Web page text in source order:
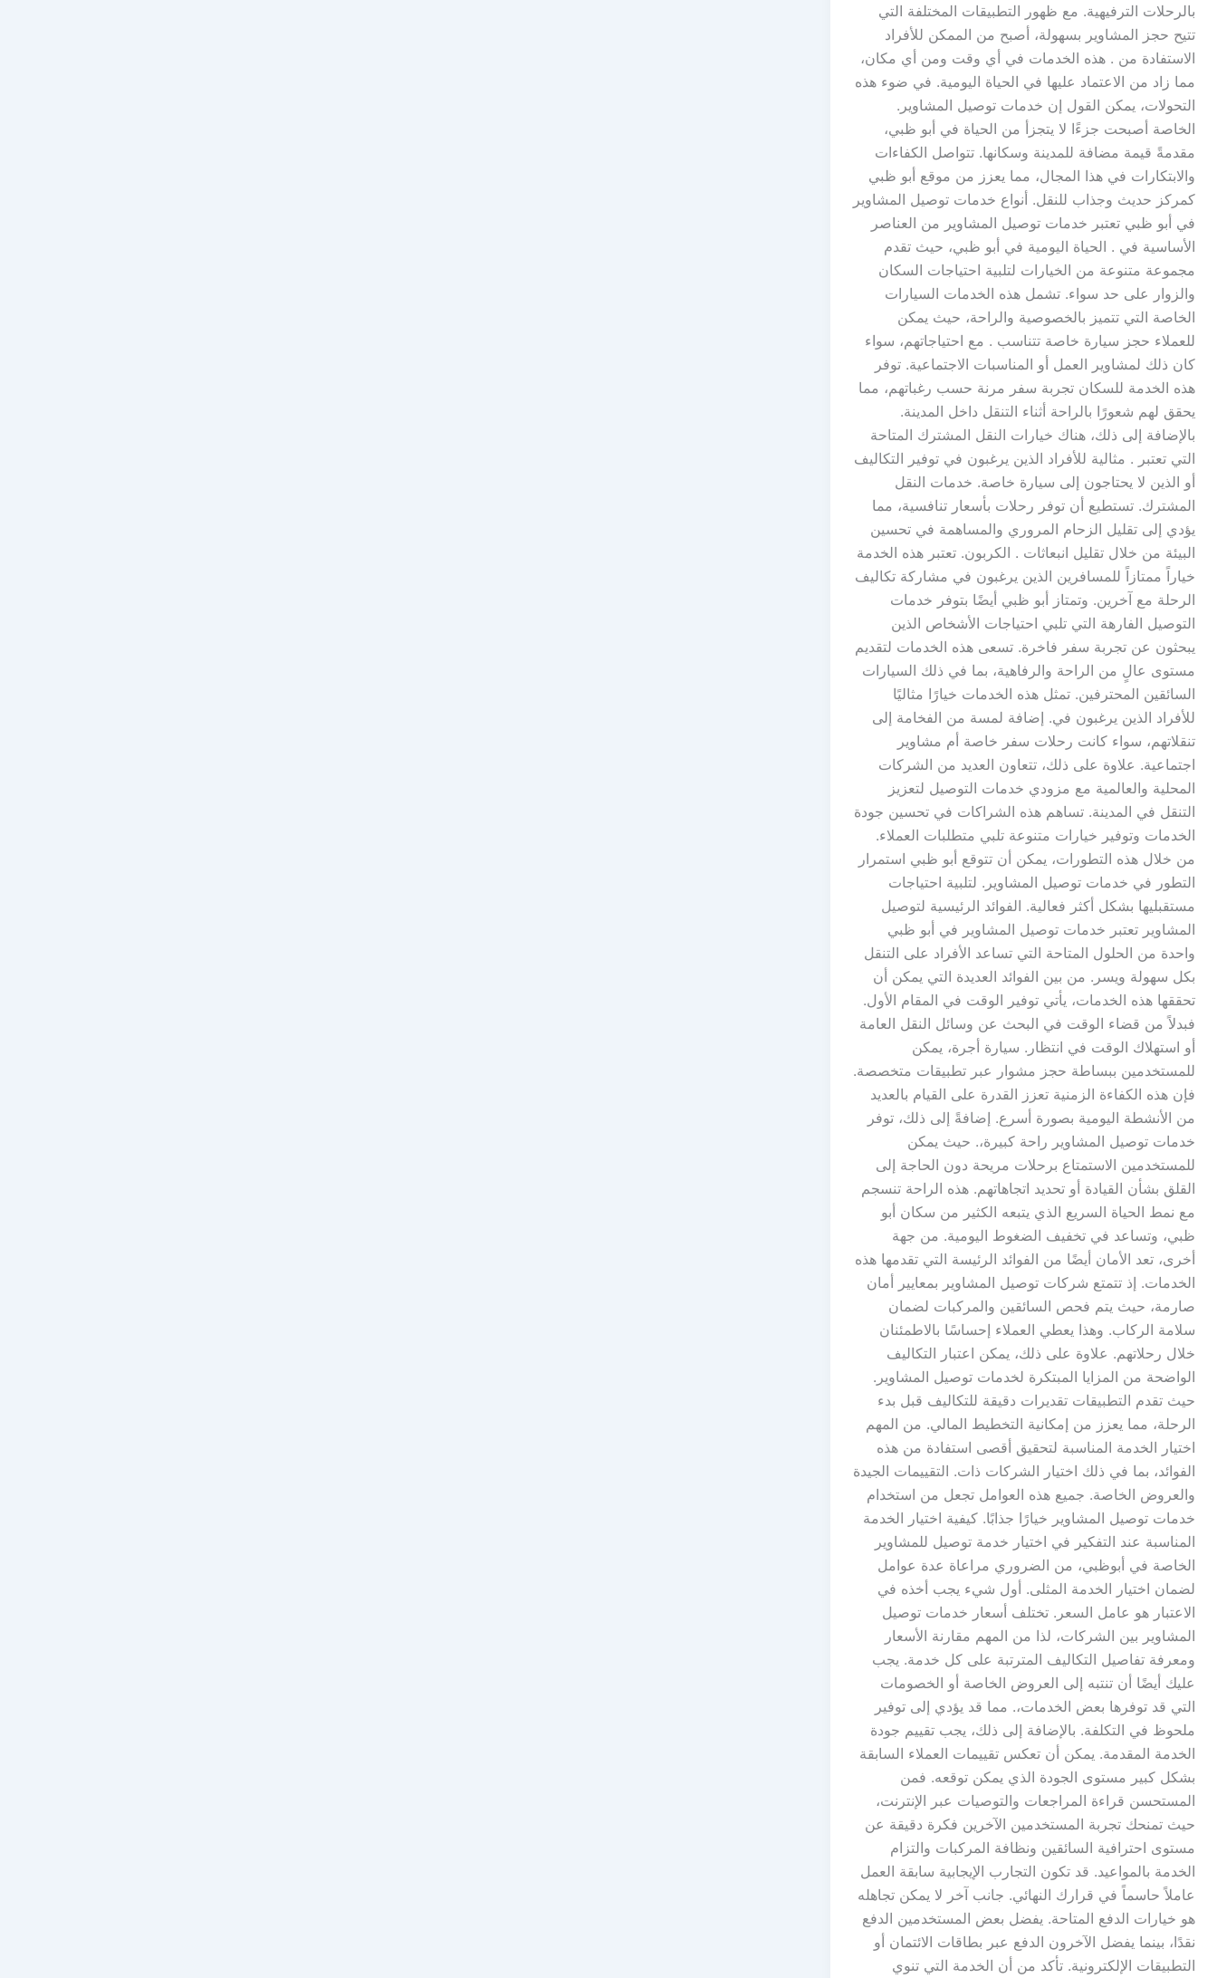
بالرحلات الترفيهية. مع ظهور التطبيقات المختلفة التي
تتيح حجز المشاوير بسهولة، أصبح من الممكن للأفراد
الاستفادة من . هذه الخدمات في أي وقت ومن أي مكان،
مما زاد من الاعتماد عليها في الحياة اليومية. في ضوء هذه
التحولات، يمكن القول إن خدمات توصيل المشاوير.
الخاصة أصبحت جزءًا لا يتجزأ من الحياة في أبو ظبي،
مقدمةً قيمة مضافة للمدينة وسكانها. تتواصل الكفاءات
والابتكارات في هذا المجال، مما يعزز من موقع أبو ظبي
كمركز حديث وجذاب للنقل. أنواع خدمات توصيل المشاوير
في أبو ظبي تعتبر خدمات توصيل المشاوير من العناصر
الأساسية في . الحياة اليومية في أبو ظبي، حيث تقدم
مجموعة متنوعة من الخيارات لتلبية احتياجات السكان
والزوار على حد سواء. تشمل هذه الخدمات السيارات
الخاصة التي تتميز بالخصوصية والراحة، حيث يمكن
للعملاء حجز سيارة خاصة تتناسب . مع احتياجاتهم، سواء
كان ذلك لمشاوير العمل أو المناسبات الاجتماعية. توفر
هذه الخدمة للسكان تجربة سفر مرنة حسب رغباتهم، مما
يحقق لهم شعورًا بالراحة أثناء التنقل داخل المدينة.
بالإضافة إلى ذلك، هناك خيارات النقل المشترك المتاحة
التي تعتبر . مثالية للأفراد الذين يرغبون في توفير التكاليف
أو الذين لا يحتاجون إلى سيارة خاصة. خدمات النقل
المشترك. تستطيع أن توفر رحلات بأسعار تنافسية، مما
يؤدي إلى تقليل الزحام المروري والمساهمة في تحسين
البيئة من خلال تقليل انبعاثات . الكربون. تعتبر هذه الخدمة
خياراً ممتازاً للمسافرين الذين يرغبون في مشاركة تكاليف
الرحلة مع آخرين. وتمتاز أبو ظبي أيضًا بتوفر خدمات
التوصيل الفارهة التي تلبي احتياجات الأشخاص الذين
يبحثون عن تجربة سفر فاخرة. تسعى هذه الخدمات لتقديم
مستوى عالٍ من الراحة والرفاهية، بما في ذلك السيارات
السائقين المحترفين. تمثل هذه الخدمات خيارًا مثاليًا
للأفراد الذين يرغبون في. إضافة لمسة من الفخامة إلى
تنقلاتهم، سواء كانت رحلات سفر خاصة أم مشاوير
اجتماعية. علاوة على ذلك، تتعاون العديد من الشركات
المحلية والعالمية مع مزودي خدمات التوصيل لتعزيز
التنقل في المدينة. تساهم هذه الشراكات في تحسين جودة
الخدمات وتوفير خيارات متنوعة تلبي متطلبات العملاء.
من خلال هذه التطورات، يمكن أن تتوقع أبو ظبي استمرار
التطور في خدمات توصيل المشاوير. لتلبية احتياجات
مستقبليها بشكل أكثر فعالية. الفوائد الرئيسية لتوصيل
المشاوير تعتبر خدمات توصيل المشاوير في أبو ظبي
واحدة من الحلول المتاحة التي تساعد الأفراد على التنقل
بكل سهولة ويسر. من بين الفوائد العديدة التي يمكن أن
تحققها هذه الخدمات، يأتي توفير الوقت في المقام الأول.
فبدلاً من قضاء الوقت في البحث عن وسائل النقل العامة
أو استهلاك الوقت في انتظار. سيارة أجرة، يمكن
للمستخدمين ببساطة حجز مشوار عبر تطبيقات متخصصة.
فإن هذه الكفاءة الزمنية تعزز القدرة على القيام بالعديد
من الأنشطة اليومية بصورة أسرع. إضافةً إلى ذلك، توفر
خدمات توصيل المشاوير راحة كبيرة،. حيث يمكن
للمستخدمين الاستمتاع برحلات مريحة دون الحاجة إلى
القلق بشأن القيادة أو تحديد اتجاهاتهم. هذه الراحة تنسجم
مع نمط الحياة السريع الذي يتبعه الكثير من سكان أبو
ظبي، وتساعد في تخفيف الضغوط اليومية. من جهة
أخرى، تعد الأمان أيضًا من الفوائد الرئيسة التي تقدمها هذه
الخدمات. إذ تتمتع شركات توصيل المشاوير بمعايير أمان
صارمة، حيث يتم فحص السائقين والمركبات لضمان
سلامة الركاب. وهذا يعطي العملاء إحساسًا بالاطمئنان
خلال رحلاتهم. علاوة على ذلك، يمكن اعتبار التكاليف
الواضحة من المزايا المبتكرة لخدمات توصيل المشاوير.
حيث تقدم التطبيقات تقديرات دقيقة للتكاليف قبل بدء
الرحلة، مما يعزز من إمكانية التخطيط المالي. من المهم
اختيار الخدمة المناسبة لتحقيق أقصى استفادة من هذه
الفوائد، بما في ذلك اختيار الشركات ذات. التقييمات الجيدة
والعروض الخاصة. جميع هذه العوامل تجعل من استخدام
خدمات توصيل المشاوير خيارًا جذابًا. كيفية اختيار الخدمة
المناسبة عند التفكير في اختيار خدمة توصيل للمشاوير
الخاصة في أبوظبي، من الضروري مراعاة عدة عوامل
لضمان اختيار الخدمة المثلى. أول شيء يجب أخذه في
الاعتبار هو عامل السعر. تختلف أسعار خدمات توصيل
المشاوير بين الشركات، لذا من المهم مقارنة الأسعار
ومعرفة تفاصيل التكاليف المترتبة على كل خدمة. يجب
عليك أيضًا أن تنتبه إلى العروض الخاصة أو الخصومات
التي قد توفرها بعض الخدمات،. مما قد يؤدي إلى توفير
ملحوظ في التكلفة. بالإضافة إلى ذلك، يجب تقييم جودة
الخدمة المقدمة. يمكن أن تعكس تقييمات العملاء السابقة
بشكل كبير مستوى الجودة الذي يمكن توقعه. فمن
المستحسن قراءة المراجعات والتوصيات عبر الإنترنت،
حيث تمنحك تجربة المستخدمين الآخرين فكرة دقيقة عن
مستوى احترافية السائقين ونظافة المركبات والتزام
الخدمة بالمواعيد. قد تكون التجارب الإيجابية سابقة العمل
عاملاً حاسماً في قرارك النهائي. جانب آخر لا يمكن تجاهله
هو خيارات الدفع المتاحة. يفضل بعض المستخدمين الدفع
نقدًا، بينما يفضل الآخرون الدفع عبر بطاقات الائتمان أو
التطبيقات الإلكترونية. تأكد من أن الخدمة التي تنوي